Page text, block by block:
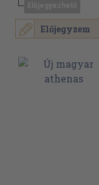
Előjegyzem